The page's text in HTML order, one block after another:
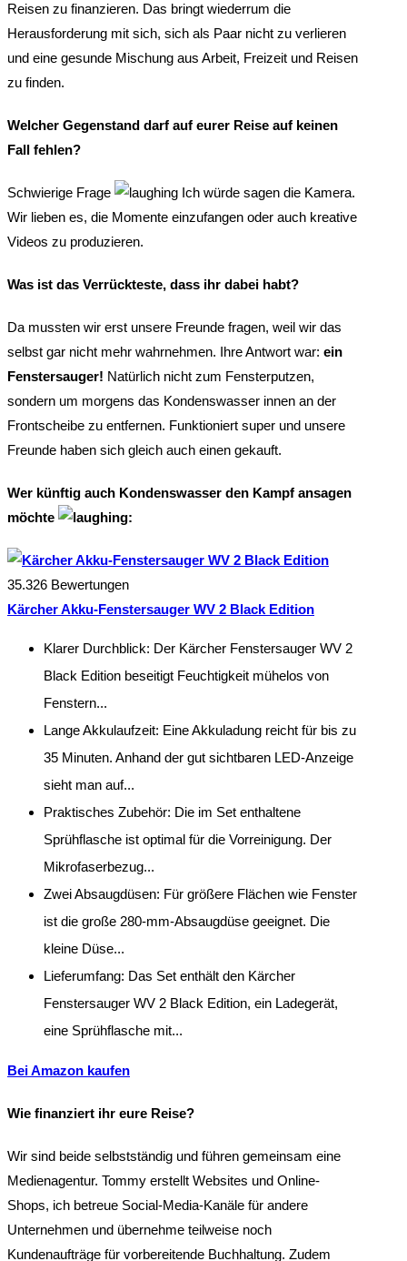
Reisen zu finanzieren. Das bringt wiederrum die
Herausforderung mit sich, sich als Paar nicht zu verlieren
und eine gesunde Mischung aus Arbeit, Freizeit und Reisen
zu finden.
Welcher Gegenstand darf auf eurer Reise auf keinen
Fall fehlen?
Schwierige Frage
Ich würde sagen die Kamera.
Wir lieben es, die Momente einzufangen oder auch kreative
Videos zu produzieren.
Was ist das Verrückteste, dass ihr dabei habt?
Da mussten wir erst unsere Freunde fragen, weil wir das
selbst gar nicht mehr wahrnehmen. Ihre Antwort war: ein
Fenstersauger! Natürlich nicht zum Fensterputzen,
sondern um morgens das Kondenswasser innen an der
Frontscheibe zu entfernen. Funktioniert super und unsere
Freunde haben sich gleich auch einen gekauft.
Wer künftig auch Kondenswasser den Kampf ansagen
möchte
:
35.326 Bewertungen
Kärcher Akku-Fenstersauger WV 2 Black Edition
Klarer Durchblick: Der Kärcher Fenstersauger WV 2
Black Edition beseitigt Feuchtigkeit mühelos von
Fenstern...
Lange Akkulaufzeit: Eine Akkuladung reicht für bis zu
35 Minuten. Anhand der gut sichtbaren LED-Anzeige
sieht man auf...
Praktisches Zubehör: Die im Set enthaltene
Sprühflasche ist optimal für die Vorreinigung. Der
Mikrofaserbezug...
Zwei Absaugdüsen: Für größere Flächen wie Fenster
ist die große 280-mm-Absaugdüse geeignet. Die
kleine Düse...
Lieferumfang: Das Set enthält den Kärcher
Fenstersauger WV 2 Black Edition, ein Ladegerät,
eine Sprühflasche mit...
Bei Amazon kaufen
Wie finanziert ihr eure Reise?
Wir sind beide selbstständig und führen gemeinsam eine
Medienagentur. Tommy erstellt Websites und Online-
Shops, ich betreue Social-Media-Kanäle für andere
Unternehmen und übernehme teilweise noch
Kundenaufträge für vorbereitende Buchhaltung. Zudem